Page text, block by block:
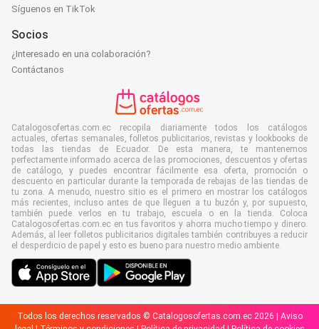
Síguenos en TikTok
Socios
¿Interesado en una colaboración?
Contáctanos
Catalogosofertas.com.ec recopila diariamente todos los catálogos
actuales, ofertas semanales, folletos publicitarios, revistas y lookbooks de
todas las tiendas de Ecuador. De esta manera, te mantenemos
perfectamente informado acerca de las promociones, descuentos y ofertas
de catálogo, y puedes encontrar fácilmente esa oferta, promoción o
descuento en particular durante la temporada de rebajas de las tiendas de
tu zona. A menudo, nuestro sitio es el primero en mostrar los catálogos
más recientes, incluso antes de que lleguen a tu buzón y, por supuesto,
también puede verlos en tu trabajo, escuela o en la tienda. Coloca
Catalogosofertas.com.ec en tus favoritos y ahorra mucho tiempo y dinero.
Además, al leer folletos publicitarios digitales también contribuyes a reducir
el desperdicio de papel y esto es bueno para nuestro medio ambiente.
Todos los derechos reservados © Catalogosofertas.com.ec 2026 | Aviso